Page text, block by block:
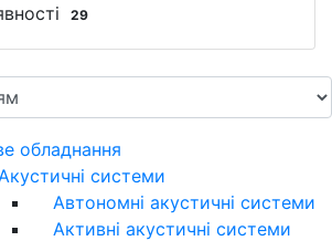
29
обладнання
системи
Автономні акустичні системи
Активні акустичні системи